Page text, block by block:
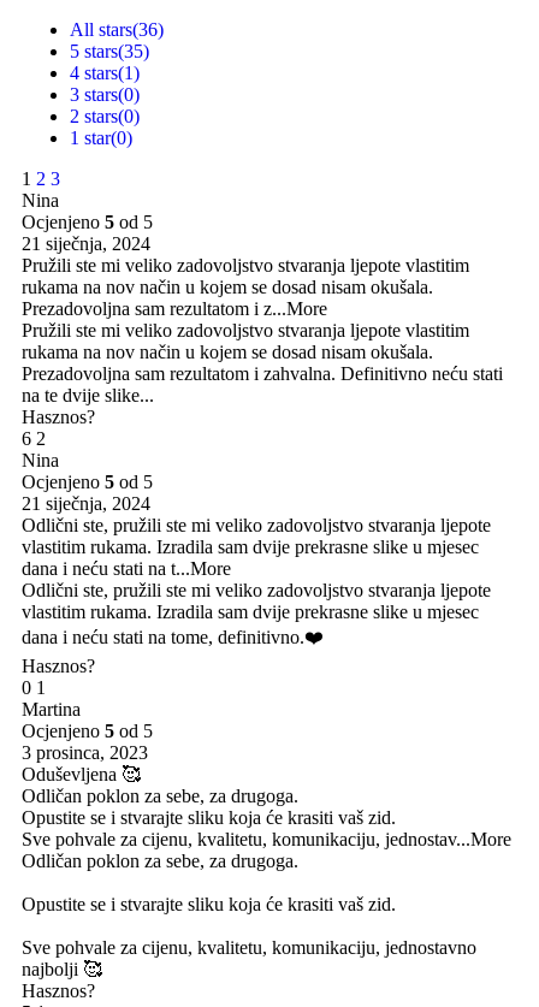
All stars(36)
5 stars(35)
4 stars(1)
3 stars(0)
2 stars(0)
1 star(0)
1 2 3
Nina
Ocjenjeno 5 od 5
21 siječnja, 2024
Pružili ste mi veliko zadovoljstvo stvaranja ljepote vlastitim
rukama na nov način u kojem se dosad nisam okušala.
Prezadovoljna sam rezultatom i z...More
Pružili ste mi veliko zadovoljstvo stvaranja ljepote vlastitim
rukama na nov način u kojem se dosad nisam okušala.
Prezadovoljna sam rezultatom i zahvalna. Definitivno neću stati
na te dvije slike...
Hasznos?
6 2
Nina
Ocjenjeno 5 od 5
21 siječnja, 2024
Odlični ste, pružili ste mi veliko zadovoljstvo stvaranja ljepote
vlastitim rukama. Izradila sam dvije prekrasne slike u mjesec
dana i neću stati na t...More
Odlični ste, pružili ste mi veliko zadovoljstvo stvaranja ljepote
vlastitim rukama. Izradila sam dvije prekrasne slike u mjesec
dana i neću stati na tome, definitivno.❤️
Hasznos?
0 1
Martina
Ocjenjeno 5 od 5
3 prosinca, 2023
Oduševljena 🥰
Odličan poklon za sebe, za drugoga.
Opustite se i stvarajte sliku koja će krasiti vaš zid.
Sve pohvale za cijenu, kvalitetu, komunikaciju, jednostav...More
Odličan poklon za sebe, za drugoga.
Opustite se i stvarajte sliku koja će krasiti vaš zid.
Sve pohvale za cijenu, kvalitetu, komunikaciju, jednostavno
najbolji 🥰
Hasznos?